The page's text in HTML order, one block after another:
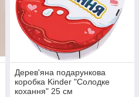
Дерев'яна подарункова
коробка Kinder "Солодке
кохання" 25 см